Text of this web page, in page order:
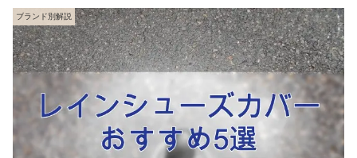
ブランド別解説